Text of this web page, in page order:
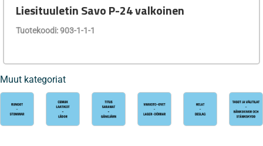
Liesituuletin Savo P-24 valkoinen
Tuotekoodi: 903-1-1-1
Muut kategoriat